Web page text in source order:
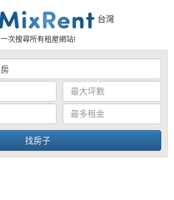
台灣
一次搜尋所有租屋網站!